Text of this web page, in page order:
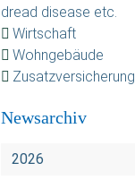
dread disease etc.
Wirtschaft
Wohngebäude
Zusatzversicherung
Newsarchiv
2026